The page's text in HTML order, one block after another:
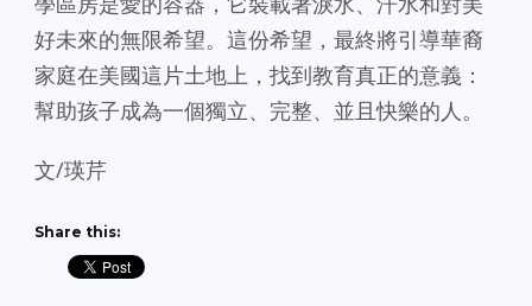
好未來的無限希望。這份希望，最終將引導華裔
家庭在美國這片土地上，找到教育真正的意義：
幫助孩子成為一個獨立、完整、並且快樂的人。
文/瑛芹
Share this: